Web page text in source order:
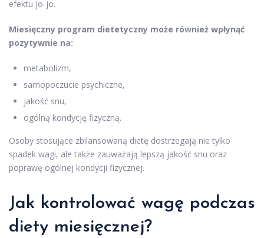
efektu jo-jo.
Miesięczny program dietetyczny może również wpłynąć
pozytywnie na:
metabolizm,
samopoczucie psychiczne,
jakość snu,
ogólną kondycję fizyczną.
Osoby stosujące zbilansowaną dietę dostrzegają nie tylko
spadek wagi, ale także zauważają lepszą jakość snu oraz
poprawę ogólnej kondycji fizycznej.
Jak kontrolować wagę podczas
diety miesięcznej?